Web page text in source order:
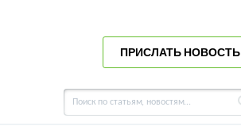
ПРИСЛАТЬ НОВОСТЬ